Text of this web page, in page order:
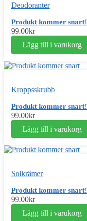
Deodoranter
Produkt kommer snart!
99.00kr
Lägg till i varukorg
Kroppsskrubb
Produkt kommer snart!
99.00kr
Lägg till i varukorg
Solkrämer
Produkt kommer snart!
99.00kr
Lägg till i varukorg